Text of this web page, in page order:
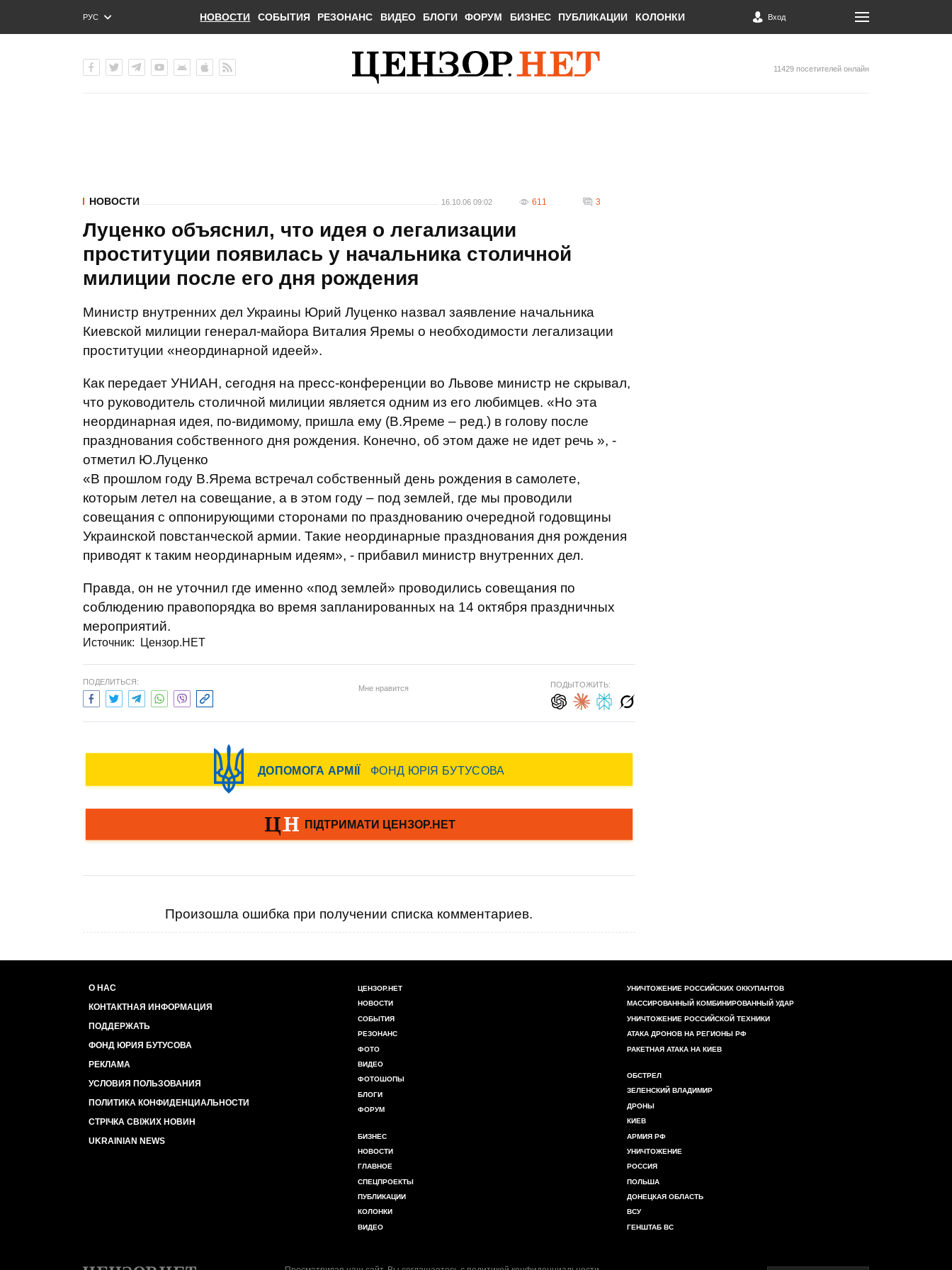
РУС
ENG
НОВОСТИ СОБЫТИЯ РЕЗОНАНС ВИДЕО БЛОГИ ФОРУМ БИЗНЕС ПУБЛИКАЦИИ КОЛОНКИ Вход
11429 посетителей онлайн
НОВОСТИ 16.10.06 09:02 611 3
Луценко объяснил, что идея о легализации
проституции появилась у начальника столичной
милиции после его дня рождения
Министр внутренних дел Украины Юрий Луценко назвал заявление начальника
Киевской милиции генерал-майора Виталия Яремы о необходимости легализации
проституции «неординарной идеей».
Как передает УНИАН, сегодня на пресс-конференции во Львове министр не скрывал,
что руководитель столичной милиции является одним из его любимцев. «Но эта
неординарная идея, по-видимому, пришла ему (В.Яреме – ред.) в голову после
празднования собственного дня рождения. Конечно, об этом даже не идет речь », -
отметил Ю.Луценко
«В прошлом году В.Ярема встречал собственный день рождения в самолете,
которым летел на совещание, а в этом году – под землей, где мы проводили
совещания с оппонирующими сторонами по празднованию очередной годовщины
Украинской повстанческой армии. Такие неординарные празднования дня рождения
приводят к таким неординарным идеям», - прибавил министр внутренних дел.
Правда, он не уточнил где именно «под землей» проводились совещания по
соблюдению правопорядка во время запланированных на 14 октября праздничных
мероприятий.
Источник: Цензор.НЕТ
ПОДЕЛИТЬСЯ:
Мне нравится ПОДЫТОЖИТЬ:
Произошла ошибка при получении списка комментариев.
О НАС
КОНТАКТНАЯ ИНФОРМАЦИЯ
ПОДДЕРЖАТЬ
ФОНД ЮРИЯ БУТУСОВА
РЕКЛАМА
УСЛОВИЯ ПОЛЬЗОВАНИЯ
ПОЛИТИКА КОНФИДЕНЦИАЛЬНОСТИ
СТРІЧКА СВІЖИХ НОВИН
UKRAINIAN NEWS
ЦЕНЗОР.НЕТ
НОВОСТИ
СОБЫТИЯ
РЕЗОНАНС
ФОТО
ВИДЕО
ФОТОШОПЫ
БЛОГИ
ФОРУМ
БИЗНЕС
НОВОСТИ
ГЛАВНОЕ
СПЕЦПРОЕКТЫ
ПУБЛИКАЦИИ
КОЛОНКИ
ВИДЕО
УНИЧТОЖЕНИЕ РОССИЙСКИХ ОККУПАНТОВ
МАССИРОВАННЫЙ КОМБИНИРОВАННЫЙ УДАР
УНИЧТОЖЕНИЕ РОССИЙСКОЙ ТЕХНИКИ
АТАКА ДРОНОВ НА РЕГИОНЫ РФ
РАКЕТНАЯ АТАКА НА КИЕВ
ОБСТРЕЛ
ЗЕЛЕНСКИЙ ВЛАДИМИР
ДРОНЫ
КИЕВ
АРМИЯ РФ
УНИЧТОЖЕНИЕ
РОССИЯ
ПОЛЬША
ДОНЕЦКАЯ ОБЛАСТЬ
ВСУ
ГЕНШТАБ ВС